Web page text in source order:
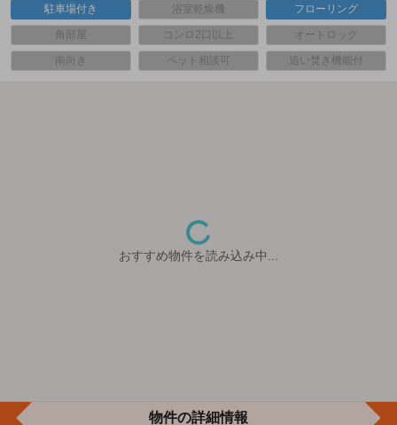
駐車場付き 浴室乾燥機 フローリング
角部屋 コンロ2口以上 オートロック
南向き ペット相談可 追い焚き機能付
おすすめ物件を読み込み中...
物件の詳細情報